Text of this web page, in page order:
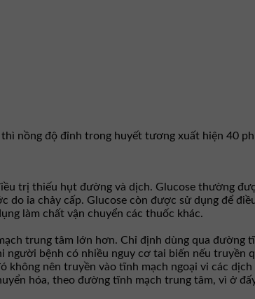
nồng độ đỉnh trong huyết tương xuất hiện 40
trị thiếu hụt đường và dịch. Glucose thường
ỉa chảy cấp. Glucose còn được sử dụng để
làm chất vận chuyển các thuốc khác.
trung tâm lớn hơn. Chỉ định dùng qua đường
bệnh có nhiều nguy cơ tai biến nếu truyền
nên truyền vào tĩnh mạch ngoại vi các
hóa, theo đường tĩnh mạch trung tâm, vì ở